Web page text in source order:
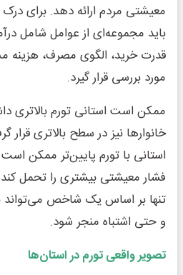
معیشتی مردم ارائه دهد. برای
باید مجموعه‌ای از عوامل شامل
قدرت خرید، الگوی مصرف، هزینه
مورد بررسی قرار گیرد.
ممکن است استانی تورم بالاتری
خانوارها نیز در سطح بالاتری قرار
استانی با تورم پایین‌تر ممکن
فشار معیشتی بیشتری را تحمل
تنها بر اساس یک شاخص می‌تواند
و حتی اشتباه منجر شود.
تصویر واقعی تورم در استان‌ها